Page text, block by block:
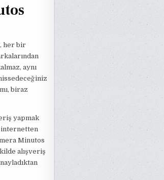
her bir
aynı
biraz
yapmak
internetten
Minutos
alışveriş